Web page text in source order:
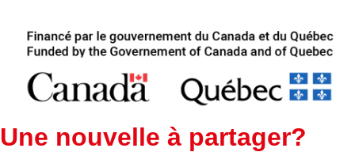
Une nouvelle à partager?